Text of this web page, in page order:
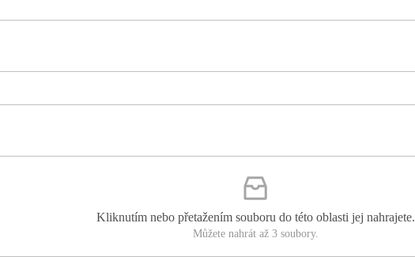
Kliknutím nebo přetažením souboru do této oblasti jej nahrajete.
Můžete nahrát až 3 soubory.